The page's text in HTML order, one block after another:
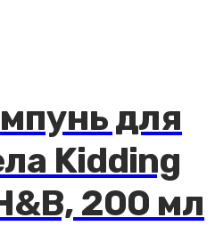
для
Kidding
200 мл